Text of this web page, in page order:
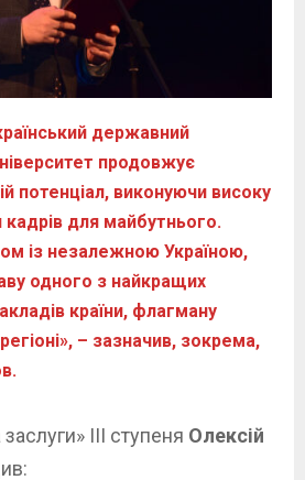
державний
продовжує
потенціал, виконуючи високу
кадрів для майбутнього.
із незалежною Україною,
одного з найкращих
країни, флагману
– зазначив, зокрема,
ІІІ ступеня Олексій